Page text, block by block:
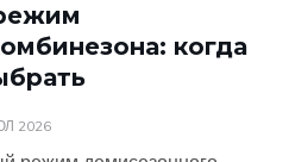
когда
2026